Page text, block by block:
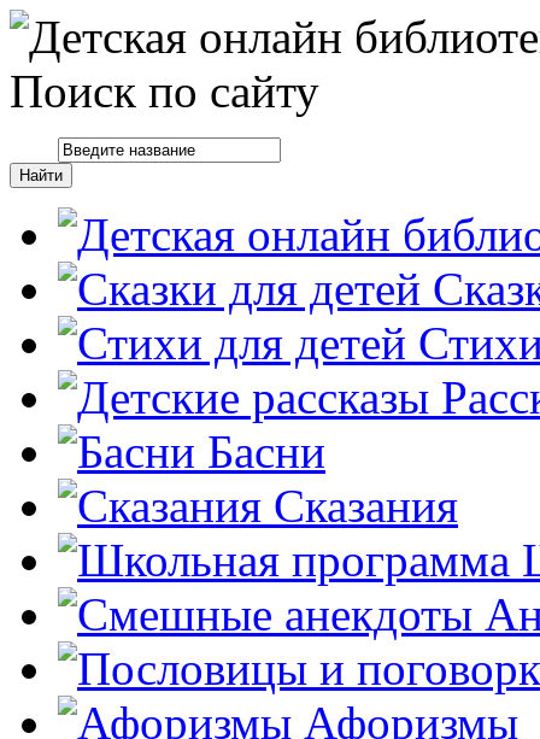
Поиск по сайту
Басни
Сказания
Афоризмы